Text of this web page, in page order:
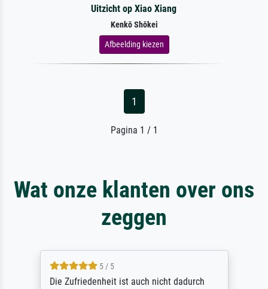
Uitzicht op Xiao Xiang
Kenkō Shōkei
Afbeelding kiezen
1
Pagina 1 / 1
Wat onze klanten over ons
zeggen
5 / 5
Die Zufriedenheit ist auch nicht dadurch